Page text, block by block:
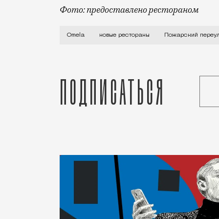
Фото: предоставлено рестораном
Новый ресторан Omela (Пожарский
Omela новые рестораны Пожарский
Подписаться
Рестораны и бары